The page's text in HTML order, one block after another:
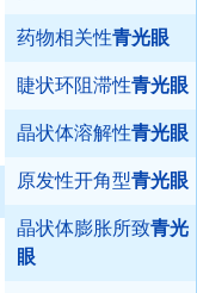
药物相关性青光眼
睫状环阻滞性青光眼
晶状体溶解性青光眼
原发性开角型青光眼
晶状体膨胀所致青光
眼